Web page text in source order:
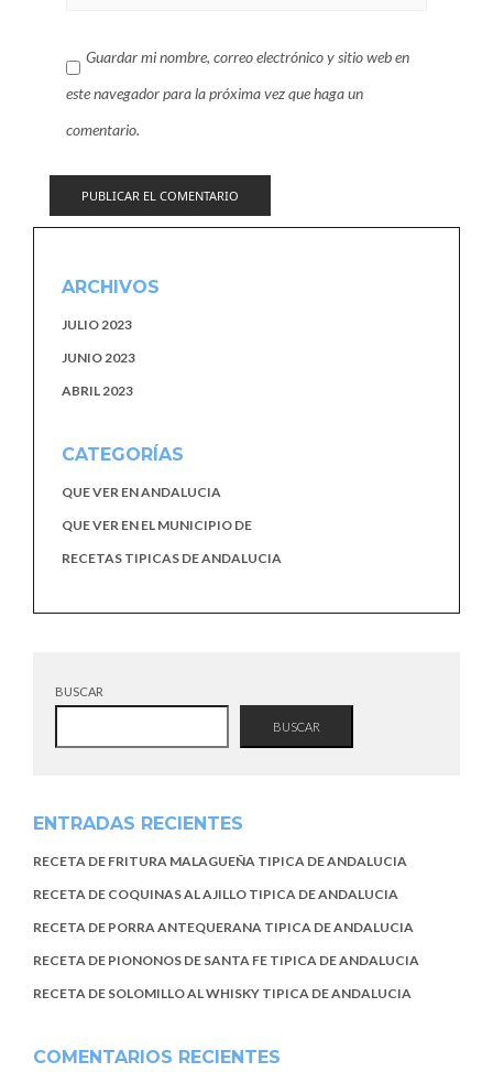
Guardar mi nombre, correo electrónico y sitio web en
este navegador para la próxima vez que haga un
comentario.
ARCHIVOS
JULIO 2023
JUNIO 2023
ABRIL 2023
CATEGORÍAS
QUE VER EN ANDALUCIA
QUE VER EN EL MUNICIPIO DE
RECETAS TIPICAS DE ANDALUCIA
BUSCAR
BUSCAR
ENTRADAS RECIENTES
RECETA DE FRITURA MALAGUEÑA TIPICA DE ANDALUCIA
RECETA DE COQUINAS AL AJILLO TIPICA DE ANDALUCIA
RECETA DE PORRA ANTEQUERANA TIPICA DE ANDALUCIA
RECETA DE PIONONOS DE SANTA FE TIPICA DE ANDALUCIA
RECETA DE SOLOMILLO AL WHISKY TIPICA DE ANDALUCIA
COMENTARIOS RECIENTES